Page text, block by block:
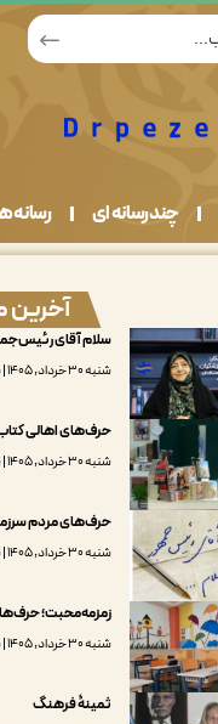
چندرسانه ای رسانه
آخرین
سلام آقای
شنبه ۳۰ خرداد, ۱۴۰۵ | ساعت: ۱۳:۲۵
حرف‌های اهالی
شنبه ۳۰ خرداد, ۱۴۰۵ | ساعت: ۱۳:۲۲
حرف‌های مردم
شنبه ۳۰ خرداد, ۱۴۰۵ | ساعت: ۱۳:۲۱
زمزمه‌محبت؛
شنبه ۳۰ خرداد, ۱۴۰۵ | ساعت: ۱۳:۲۱
ثمینۀ فرهنگ